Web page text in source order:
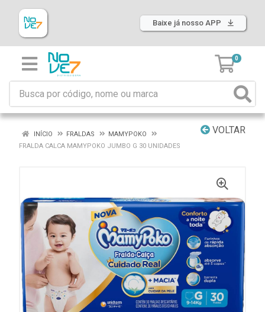
Baixe já nosso APP
0
VOLTAR
INÍCIO FRALDAS
MAMYPOKO
FRALDA CALCA MAMYPOKO JUMBO G 30 UNIDADES